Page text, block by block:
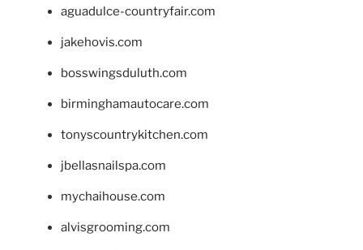
aguadulce-countryfair.com
jakehovis.com
bosswingsduluth.com
birminghamautocare.com
tonyscountrykitchen.com
jbellasnailspa.com
mychaihouse.com
alvisgrooming.com